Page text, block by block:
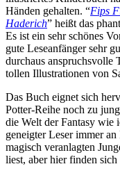
Händen gehalten. “Fips
Haderich” heißt das
Es ist ein sehr schönes
gute Leseanfänger sehr
durchaus anspruchsvolle
tollen Illustrationen von
Das Buch eignet sich
Potter-Reihe noch zu
die Welt der Fantasy wie
geneigter Leser immer
magisch veranlagten
liest, aber hier finden